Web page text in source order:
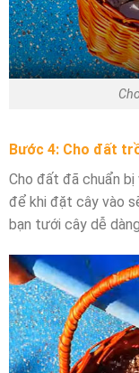
Bước 4: Cho đất
Cho đất đã chuẩn
để khi đặt cây vào
bạn tưới cây dễ